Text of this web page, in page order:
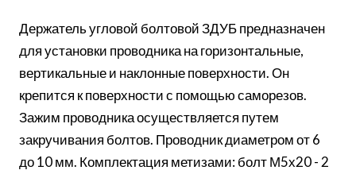
Держатель угловой болтовой ЗДУБ предназначен
для установки проводника на горизонтальные,
вертикальные и наклонные поверхности. Он
крепится к поверхности с помощью саморезов.
Зажим проводника осуществляется путем
закручивания болтов. Проводник диаметром от 6
до 10 мм. Комплектация метизами: болт М5х20 - 2